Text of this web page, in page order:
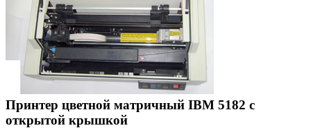
Принтер цветной матричный IBM 5182 с
открытой крышкой